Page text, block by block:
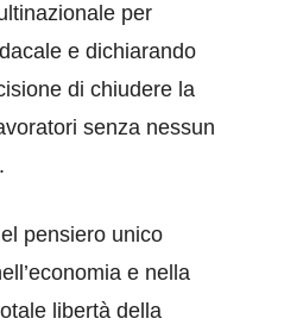
per
e dichiarando
di chiudere la
senza nessun
pensiero unico
e nella
libertà della